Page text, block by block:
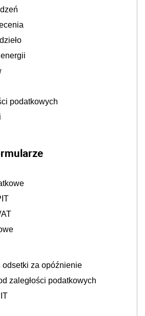
podatkowych
za opóźnienie
zaległości podatkowych